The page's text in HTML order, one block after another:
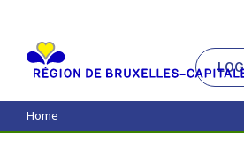
contenu
principal
Home